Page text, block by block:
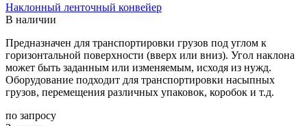
Наклонный ленточный конвейер
В наличии
Предназначен для транспортировки грузов под углом к
горизонтальной поверхности (вверх или вниз). Угол наклона
может быть заданным или изменяемым, исходя из нужд.
Оборудование подходит для транспортировки насыпных
грузов, перемещения различных упаковок, коробок и т.д.
по запросу